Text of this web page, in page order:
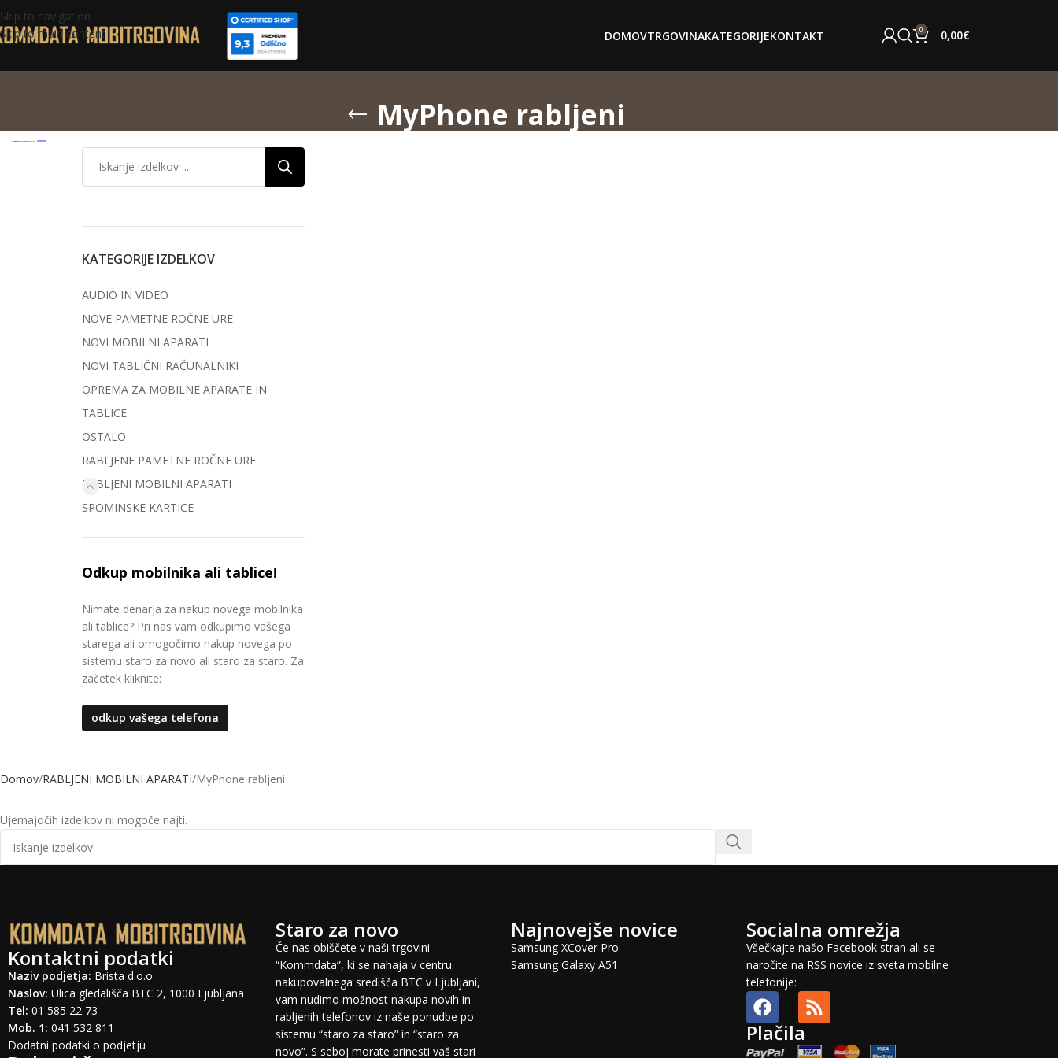
Skip to navigation
Skip to main content
DOMOVTRGOVINAKATEGORIJEKONTAKT 0 0,00€
MyPhone rabljeni
KATEGORIJE IZDELKOV
AUDIO IN VIDEO
NOVE PAMETNE ROČNE URE
NOVI MOBILNI APARATI
NOVI TABLIČNI RAČUNALNIKI
OPREMA ZA MOBILNE APARATE IN
TABLICE
OSTALO
RABLJENE PAMETNE ROČNE URE
RABLJENI MOBILNI APARATI
SPOMINSKE KARTICE
Odkup mobilnika ali tablice!
Nimate denarja za nakup novega mobilnika
ali tablice? Pri nas vam odkupimo vašega
starega ali omogočimo nakup novega po
sistemu staro za novo ali staro za staro. Za
začetek kliknite:
odkup vašega telefona
Domov RABLJENI MOBILNI APARATI MyPhone rabljeni
Ujemajočih izdelkov ni mogoče najti.
Kontaktni podatki
Naziv podjetja: Brista d.o.o.
Naslov: Ulica gledališča BTC 2, 1000 Ljubljana
Tel: 01 585 22 73
Mob. 1: 041 532 811
Dodatni podatki o podjetju
Staro za novo
Če nas obiščete v naši trgovini
“Kommdata”, ki se nahaja v centru
nakupovalnega središča BTC v Ljubljani,
vam nudimo možnost nakupa novih in
rabljenih telefonov iz naše ponudbe po
sistemu “staro za staro” in “staro za
novo”. S seboj morate prinesti vaš stari
Najnovejše novice
Samsung XCover Pro
Samsung Galaxy A51
Socialna omrežja
Všečkajte našo Facebook stran ali se
naročite na RSS novice iz sveta mobilne
telefonije:
Plačila